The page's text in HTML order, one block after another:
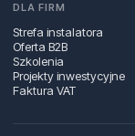
DLA FIRM
Strefa instalatora
Oferta B2B
Szkolenia
Projekty inwestycyjne
Faktura VAT